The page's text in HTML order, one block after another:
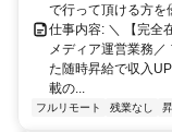
で行って頂ける方を
仕事内容: ＼ 【完全
メディア運営業務
た随時昇給で収入
載の...
フルリモート 残業なし